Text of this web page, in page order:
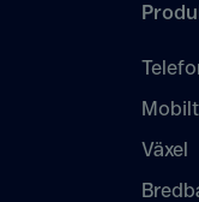
Växel